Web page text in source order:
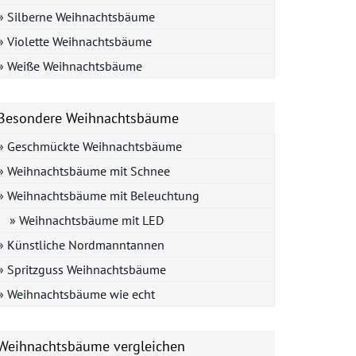
Silberne Weihnachtsbäume
Violette Weihnachtsbäume
Weiße Weihnachtsbäume
Weihnachtsbäume
Geschmückte Weihnachtsbäume
Weihnachtsbäume mit Schnee
Weihnachtsbäume mit Beleuchtung
» Weihnachtsbäume mit LED
Künstliche Nordmanntannen
Spritzguss Weihnachtsbäume
Weihnachtsbäume wie echt
vergleichen